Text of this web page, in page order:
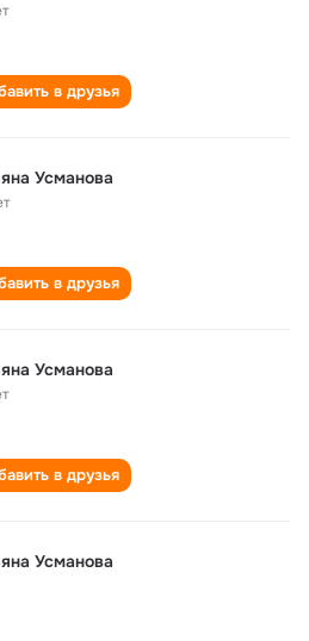
в друзья
Усманова
в друзья
Усманова
в друзья
Усманова